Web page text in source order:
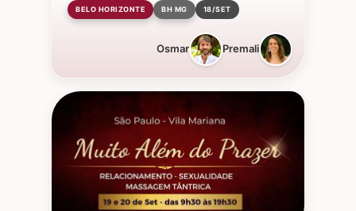
BELO HORIZONTE BH MG 18/SET
Osmar Premali